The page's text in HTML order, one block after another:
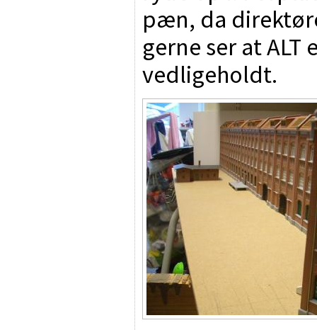
pæn, da
gerne ser at
vedligeholdt.